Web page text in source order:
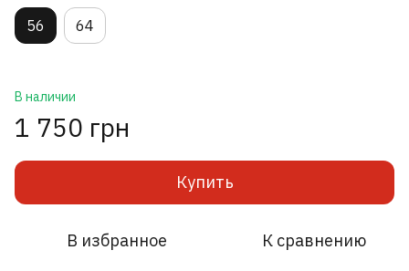
56 64
В наличии
1 750 грн
Купить
В избранное К сравнению